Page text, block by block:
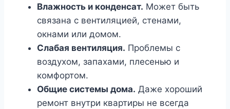
Влажность и конденсат. Может быть
связана с вентиляцией, стенами,
окнами или домом.
Слабая вентиляция. Проблемы с
воздухом, запахами, плесенью и
комфортом.
Общие системы дома. Даже хороший
ремонт внутри квартиры не всегда